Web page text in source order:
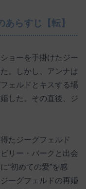
らすじ【転】
ョーを手掛けたジー
。しかし、アンナは
ェルドとキスする場
した。その直後、ジ
たジーグフェルド
リー・バークと出会
“初めての愛”を感
ーグフェルドの再婚